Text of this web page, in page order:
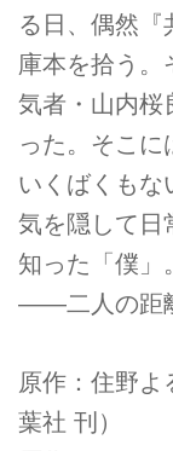
る日、偶然『
庫本を拾う。
気者・山内桜
った。そこ
いくばくも
気を隠して日
知った「僕」。
――二人の距
原作：住野よ
葉社 刊）